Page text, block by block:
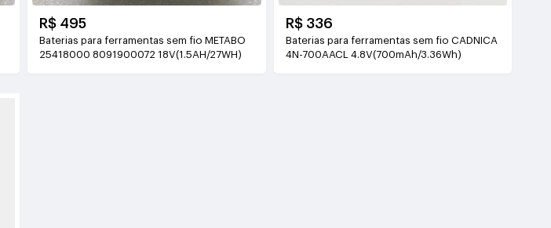
R$ 495
Baterias para ferramentas sem fio METABO
25418000 8091900072 18V(1.5AH/27WH)
R$ 336
Baterias para ferramentas sem fio CADNICA
4N-700AACL 4.8V(700mAh/3.36Wh)